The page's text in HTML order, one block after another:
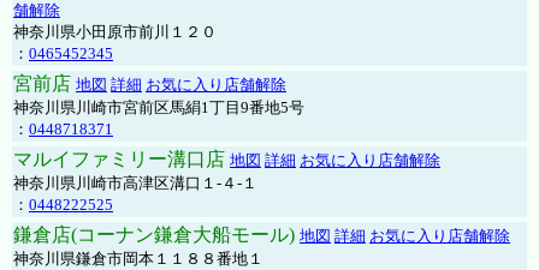
舗解除
神奈川県小田原市前川１２０
： 0465452345
宮前店 地図 詳細 お気に入り店舗解除
神奈川県川崎市宮前区馬絹1丁目9番地5号
： 0448718371
マルイファミリー溝口店 地図 詳細 お気に入り店舗解除
神奈川県川崎市高津区溝口１-４-１
： 0448222525
鎌倉店(コーナン鎌倉大船モール) 地図 詳細 お気に入り店舗解除
神奈川県鎌倉市岡本１１８８番地１